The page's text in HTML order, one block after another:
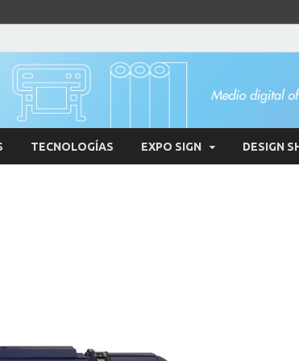
TECNOLOGÍAS EXPO SIGN DESIGN